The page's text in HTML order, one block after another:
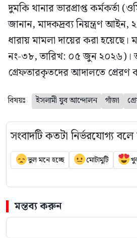
দুমকি থানার ভারপ্রাপ্ত কর্মকর্তা
জানান, মাদকদ্রব্য নিয়ন্ত্রণ আইন,
ধারায় মামলা দায়ের করা
নং-৩৮, তারিখ: ০৫ জুন ২০২৬)।
গ্রেফতারকৃতদের আদালতে প্রেরণ
বিষয়ঃ ইসলামী যুব আন্দোলন গাঁজা
সংবাদটি কতটা নির্ভরযোগ্য
ভুল মনে হচ্ছে মোটামুটি
মন্তব্য করুন